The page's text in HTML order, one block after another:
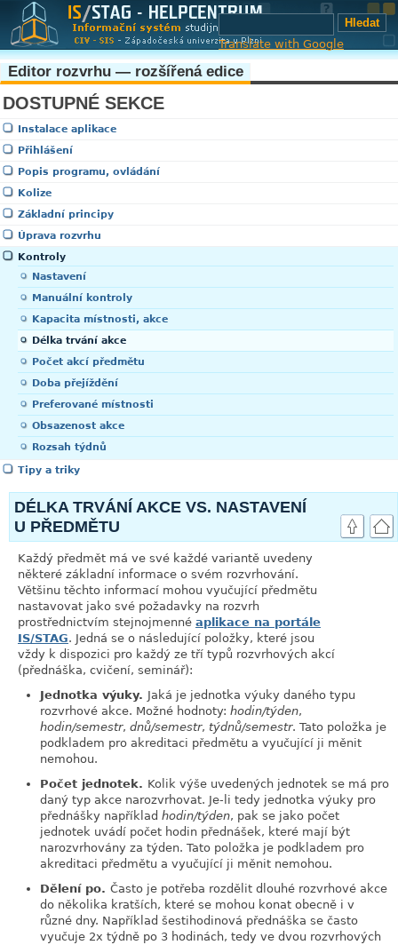
Translate with Google
Editor rozvrhu — rozšířená edice
DOSTUPNÉ SEKCE
Instalace aplikace
Přihlášení
Popis programu, ovládání
Kolize
Základní principy
Úprava rozvrhu
Kontroly
Nastavení
Manuální kontroly
Kapacita místnosti, akce
Délka trvání akce
Počet akcí předmětu
Doba přejíždění
Preferované místnosti
Obsazenost akce
Rozsah týdnů
Tipy a triky
DÉLKA TRVÁNÍ AKCE VS. NASTAVENÍ
U PŘEDMĚTU
Každý předmět má ve své každé variantě uvedeny
některé základní informace o svém rozvrhování.
Většinu těchto informací mohou vyučující předmětu
nastavovat jako své požadavky na rozvrh
prostřednictvím stejnojmenné aplikace na portále
IS/STAG. Jedná se o následující položky, které jsou
vždy k dispozici pro každý ze tří typů rozvrhových akcí
(přednáška, cvičení, seminář):
Jednotka výuky. Jaká je jednotka výuky daného typu
rozvrhové akce. Možné hodnoty: hodin/týden,
hodin/semestr, dnů/semestr, týdnů/semestr. Tato položka je
podkladem pro akreditaci předmětu a vyučující ji měnit
nemohou.
Počet jednotek. Kolik výše uvedených jednotek se má pro
daný typ akce narozvrhovat. Je-li tedy jednotka výuky pro
přednášky například hodin/týden, pak se jako počet
jednotek uvádí počet hodin přednášek, které mají být
narozvrhovány za týden. Tato položka je podkladem pro
akreditaci předmětu a vyučující ji měnit nemohou.
Dělení po. Často je potřeba rozdělit dlouhé rozvrhové akce
do několika kratších, které se mohou konat obecně i v
různé dny. Například šestihodinová přednáška se často
vyučuje 2x týdně po 3 hodinách, tedy ve dvou rozvrhových